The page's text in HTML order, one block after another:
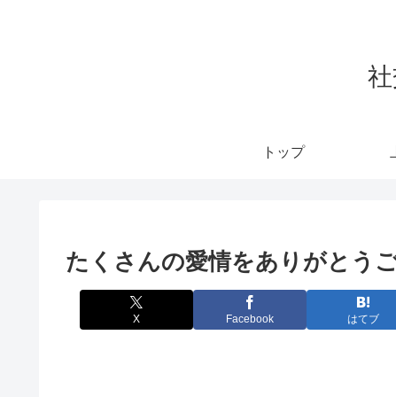
トップ
たくさんの愛情をありがとう
X Facebook はてブ